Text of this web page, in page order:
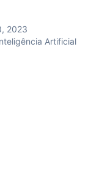
2023
Artificial